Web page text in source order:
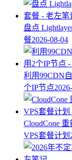
盘点
餐2026-08-04
利用99CDN
个IP节点
CloudCone
VPS套餐计划